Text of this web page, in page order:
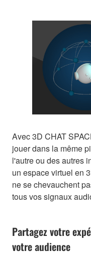
Avec 3D CHAT
jouer dans la même
l'autre ou des autres
un espace virtuel en
ne se chevauchent
tous vos signaux
Partagez votre
votre audience